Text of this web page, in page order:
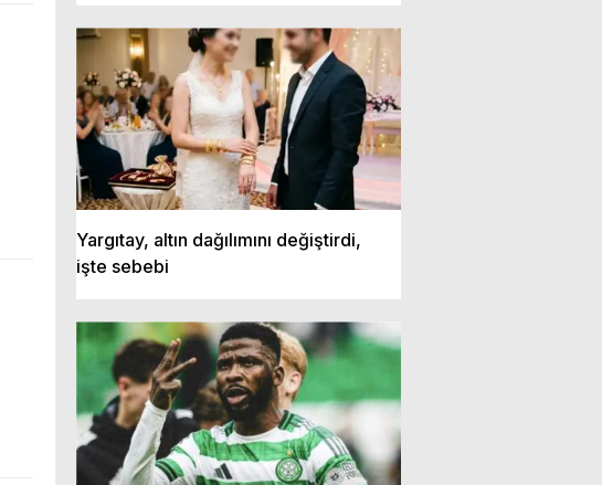
Yargıtay, altın dağılımını değiştirdi,
işte sebebi